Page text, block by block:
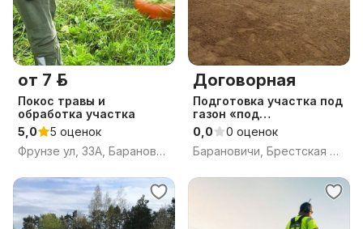
от 7 р.
Покос травы и
обработка участка
5,0
5 оценок
Фрунзе ул, 33А, Барановичи, Брестская область
Договорная
Подготовка участка под
газон «под
ключ»:вспашка,культива
ция,выравнивание,
уборка камней - без
0,0
0 оценок
Барановичи, Брестская обл.